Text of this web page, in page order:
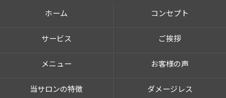
ホーム コンセプト
サービス ご挨拶
メニュー お客様の声
当サロンの特徴 ダメージレス